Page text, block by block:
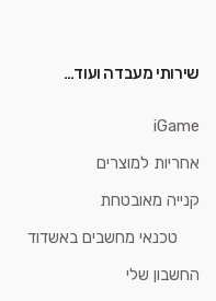
שירותי מעבדה ועוד…
iGame
אחריות למוצרים
קנייה מאובטחת
טכנאי מחשבים באשדוד
החשבון שלי